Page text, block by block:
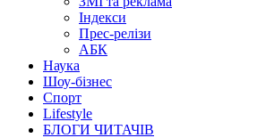
Індекси
Прес-релізи
АБК
Наука
Шоу-бізнес
Спорт
Lifestyle
БЛОГИ ЧИТАЧІВ